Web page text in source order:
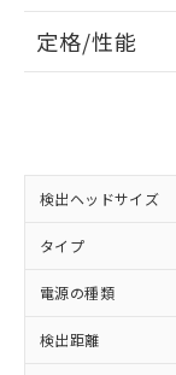
定格/性能
検出ヘッドサイズ
タイプ
電源の種類
検出距離